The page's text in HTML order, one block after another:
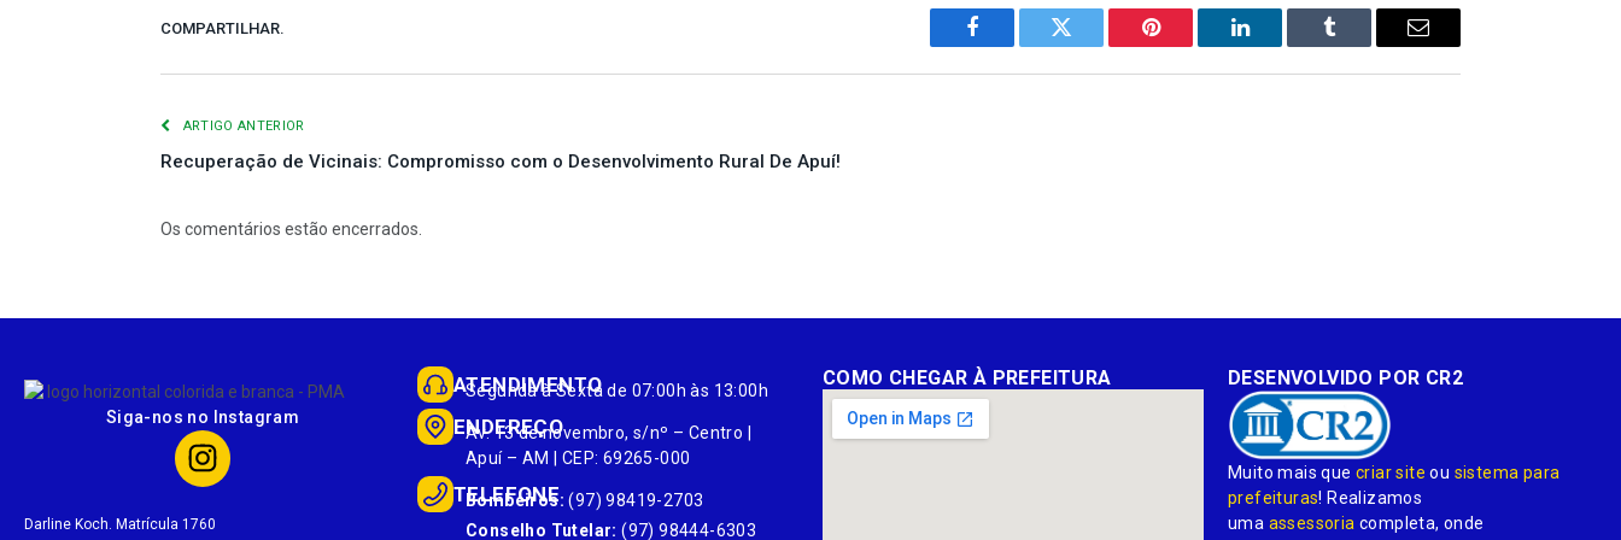
COMPARTILHAR.
Facebook Twitter Pinterest LinkedIn Tumblr
E-
ARTIGO ANTERIOR
Recuperação de Vicinais: Compromisso com o Desenvolvimento Rural De Apuí!
Os comentários estão encerrados.
Siga-nos no Instagram
Darline Koch. Matrícula 1760
ATENDIMENTO
Segunda à Sexta de 07:00h às 13:00h
ENDEREÇO
Av. 13 de novembro, s/nº – Centro |
Apuí – AM | CEP: 69265-000
TELEFONE
Bombeiros: (97) 98419-2703
Conselho Tutelar: (97) 98444-6303
COMO CHEGAR À PREFEITURA DESENVOLVIDO POR CR2
Muito mais quecriar site ou sistema para
prefeituras! Realizamos
uma assessoria completa, onde